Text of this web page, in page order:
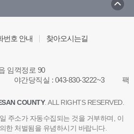
번호 안내
찾아오시는길
임꺽정로 90
야간당직실 : 043-830-3222~3
팩
COUNTY. ALL RIGHTS RESERVED.
주소가 자동수집되는 것을 거부하며, 이
한 처벌됨을 유념하시기 바랍니다.